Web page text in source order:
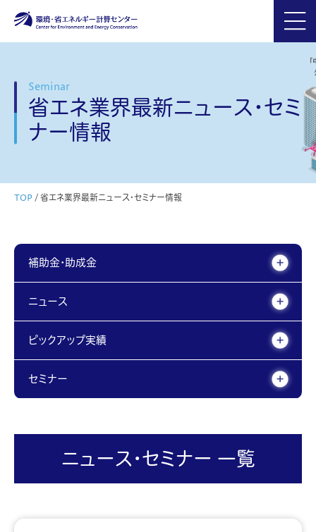
Seminar
省エネ業界最新ニュース・セミ
ナー情報
TOP / 省エネ業界最新ニュース・セミナー情報
補助金・助成金
ニュース
ピックアップ実績
セミナー
ニュース・セミナー 一覧